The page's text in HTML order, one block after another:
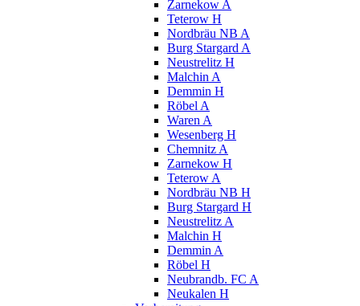
Zarnekow A
Teterow H
Nordbräu NB A
Burg Stargard A
Neustrelitz H
Malchin A
Demmin H
Röbel A
Waren A
Wesenberg H
Chemnitz A
Zarnekow H
Teterow A
Nordbräu NB H
Burg Stargard H
Neustrelitz A
Malchin H
Demmin A
Röbel H
Neubrandb. FC A
Neukalen H